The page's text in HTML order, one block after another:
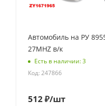
Автомобиль на РУ
27MHZ в/к
Есть в наличии: 3
Код: 247866
512₽/шт